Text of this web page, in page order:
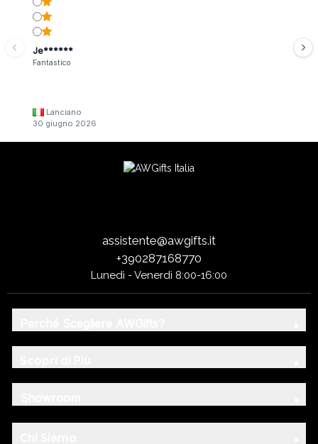
Je******
Fantastico
Lanciano
30 giugno 2026
assistente@awgifts.it
+390287168770
Lunedì - Venerdì 8:00-16:00